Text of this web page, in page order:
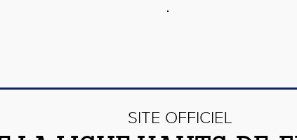
SITE OFFICIEL